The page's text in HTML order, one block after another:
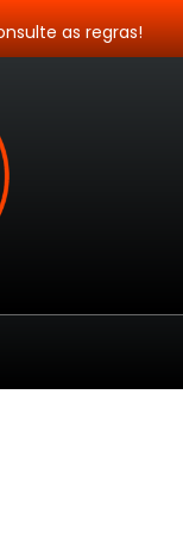
as regras!